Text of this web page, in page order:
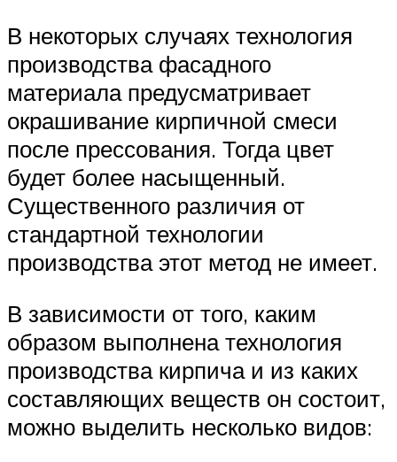
В некоторых случаях технология
производства фасадного
материала предусматривает
окрашивание кирпичной смеси
после прессования. Тогда цвет
будет более насыщенный.
Существенного различия от
стандартной технологии
производства этот метод не имеет.
В зависимости от того, каким
образом выполнена технология
производства кирпича и из каких
составляющих веществ он состоит,
можно выделить несколько видов: